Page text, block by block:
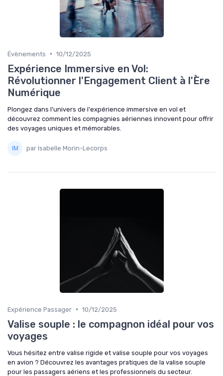
Évènements • 10/12/2025
Expérience Immersive en Vol:
Révolutionner l'Engagement Client à l'Ère
Numérique
Plongez dans l'univers de l'expérience immersive en vol et
découvrez comment les compagnies aériennes innovent pour offrir
des voyages uniques et mémorables.
par Isabelle Morin-Lecorps
Expérience Passager • 10/12/2025
Valise souple : le compagnon idéal pour vos
voyages
Vous hésitez entre valise rigide et valise souple pour vos voyages
en avion ? Découvrez les avantages pratiques de la valise souple
pour les passagers aériens et les professionnels du secteur.